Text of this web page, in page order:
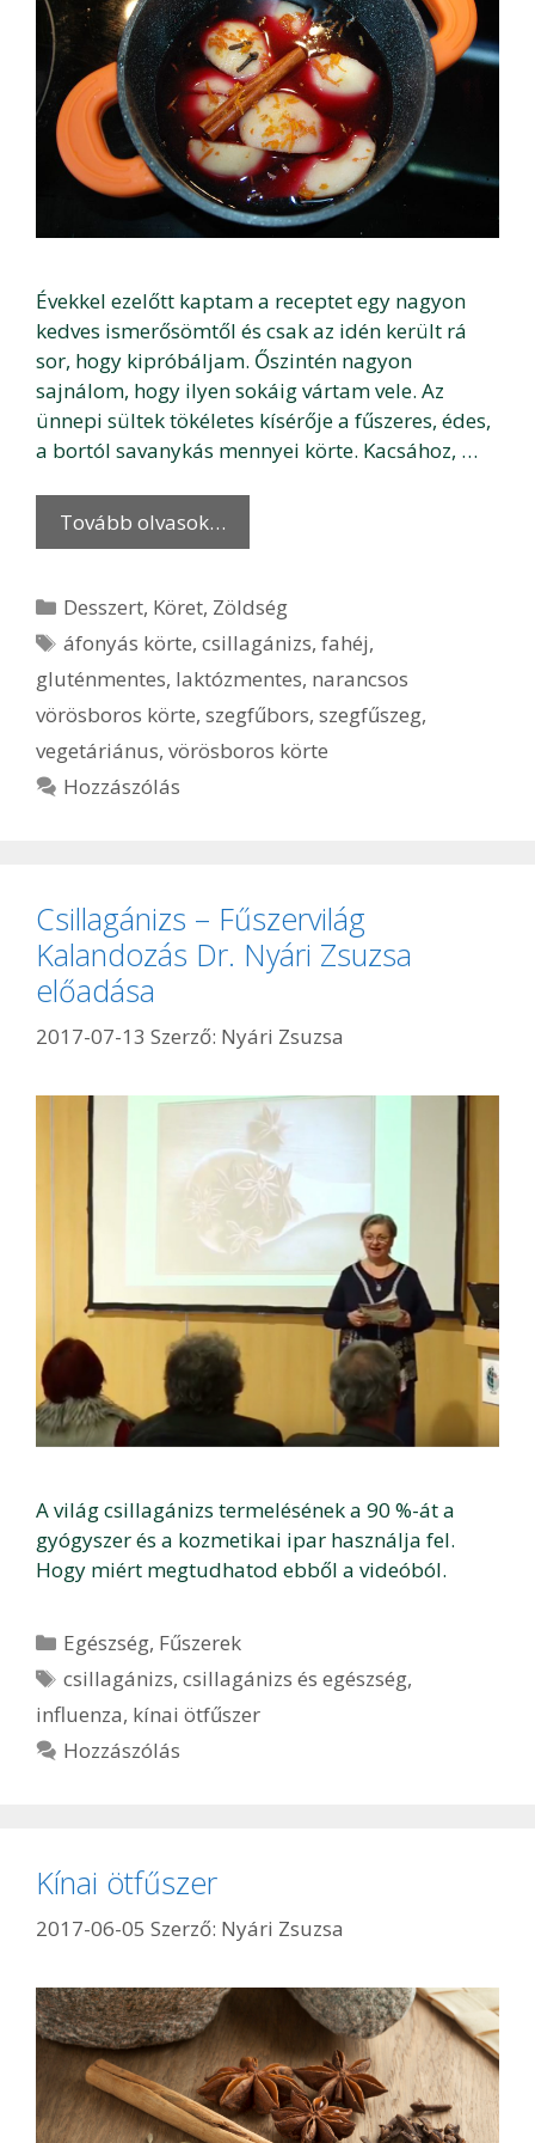
Évekkel ezelőtt kaptam a receptet egy nagyon
kedves ismerősömtől és csak az idén került rá
sor, hogy kipróbáljam. Őszintén nagyon
sajnálom, hogy ilyen sokáig vártam vele. Az
ünnepi sültek tökéletes kísérője a fűszeres, édes,
a bortól savanykás mennyei körte. Kacsához, …
Tovább olvasok…
Kategória
Desszert, Köret, Zöldség
Címkék
áfonyás körte,csillagánizs,fahéj,
gluténmentes, laktózmentes, narancsos
vörösboros körte, szegfűbors, szegfűszeg,
vegetáriánus, vörösboros körte
Hozzászólás
Csillagánizs – Fűszervilág
Kalandozás Dr. Nyári Zsuzsa
előadása
2017-07-13 Szerző: Nyári Zsuzsa
A világ csillagánizs termelésének a 90 %-át a
gyógyszer és a kozmetikai ipar használja fel.
Hogy miért megtudhatod ebből a videóból.
Kategória
Egészség, Fűszerek
Címkék
csillagánizs,csillagánizs és egészség,
influenza, kínai ötfűszer
Hozzászólás
Kínai ötfűszer
2017-06-05 Szerző: Nyári Zsuzsa